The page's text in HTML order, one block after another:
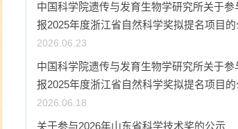
中国科学院遗传与发育生物学研究所关于参
报2025年度浙江省自然科学奖拟提名项目的
2026.06.23
中国科学院遗传与发育生物学研究所关于参
报2025年度浙江省自然科学奖拟提名项目的
2026.06.18
关于参与2026年山东省科学技术奖的公示